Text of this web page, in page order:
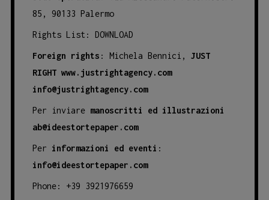
85, 90133 Palermo
Rights List: DOWNLOAD
Foreign rights : Michela Bennici, JUST
RIGHT www.justrightagency.com
info@justrightagency.com
Per inviare manoscritti ed illustrazioni
ab@ideestortepaper.com
Per informazioni ed eventi :
info@ideestortepaper.com
Phone: +39 3921976659